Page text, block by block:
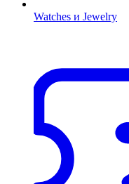
Watches и Jewelry